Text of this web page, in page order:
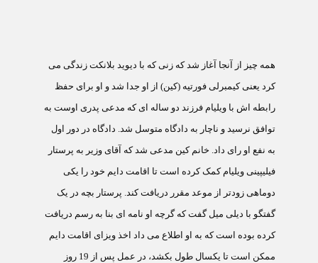
همه چيز از آنجا آغاز شد که زنی که با ديويد بلانکت زندگی می
کرد يعنی کيمبرلی فورتيه (کين) از او جدا شد و او برای حفظ
رابطه اش با ويليام فرزند دو ساله ای که مدعی پدری اوست به
توافق نرسيد و ناچار به دادگاه متوسل شد. دادگاه در دور اول
به نفع او رای داد. خانم کين مدعی شد که آقای وزير به پرستار
فيليپينی ويليام کمک کرده است تا اقامت دايم خود را يکی
دوماهی زودتر از موعد مقرر دريافت کند. پرستار بچه در يک
گفتگو با ديلی ميل گفت که گرچه او نامه ای بنا به رسم دريافت
کرده بوده است که به او اطلاع می داد اخذ ويزای اقامت دايم
ممکن است تا يکسال طول بکشد، در عمل پس از 19 روز